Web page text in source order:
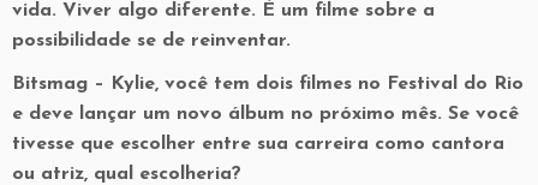
vida. Viver algo diferente. É um filme sobre a
possibilidade se de reinventar.
Bitsmag – Kylie, você tem dois filmes no Festival do Rio
e deve lançar um novo álbum no próximo mês. Se você
tivesse que escolher entre sua carreira como cantora
ou atriz, qual escolheria?